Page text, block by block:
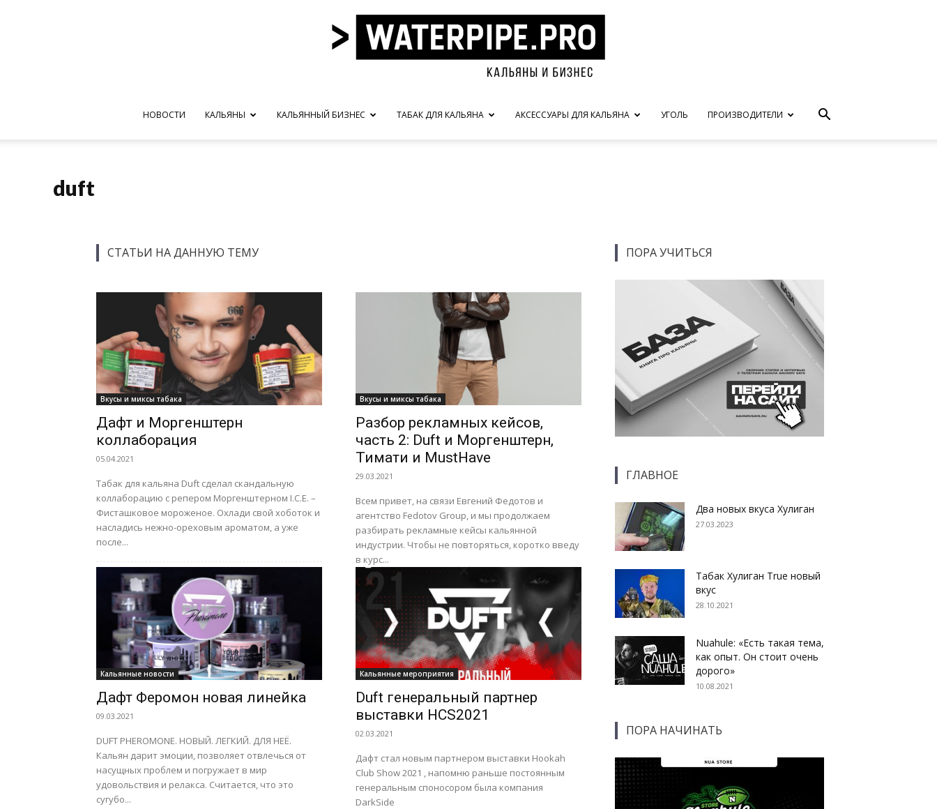
НОВОСТИ КАЛЬЯНЫ КАЛЬЯННЫЙ БИЗНЕС ТАБАК ДЛЯ КАЛЬЯНА АКСЕССУАРЫ ДЛЯ КАЛЬЯНА УГОЛЬ ПРОИЗВОДИТЕЛИ
duft
СТАТЬИ НА ДАННУЮ ТЕМУ
Вкусы и миксы табака
Дафт и Моргенштерн
коллаборация
05.04.2021
Табак для кальяна Duft сделал скандальную
коллаборацию с репером Моргенштерном I.C.E. –
Фисташковое мороженое. Охлади свой хоботок и
насладись нежно-ореховым ароматом, а уже
после...
Вкусы и миксы табака
Разбор рекламных кейсов,
часть 2: Duft и Моргенштерн,
Тимати и MustHave
29.03.2021
Всем привет, на связи Евгений Федотов и
агентство Fedotov Group, и мы продолжаем
разбирать рекламные кейсы кальянной
индустрии. Чтобы не повторяться, коротко введу
в курс...
Кальянные новости
Дафт Феромон новая линейка
09.03.2021
DUFT PHEROMONE. НОВЫЙ. ЛЕГКИЙ. ДЛЯ НЕЁ.
Кальян дарит эмоции, позволяет отвлечься от
насущных проблем и погружает в мир
удовольствия и релакса. Считается, что это
сугубо...
Кальянные мероприятия
Duft генеральный партнер
выставки HCS2021
02.03.2021
Дафт стал новым партнером выставки Hookah
Club Show 2021 , напомню раньше постоянным
генеральным споносором была компания
DarkSide
ПОРА УЧИТЬСЯ
ГЛАВНОЕ
Два новых вкуса Хулиган
27.03.2023
Табак Хулиган True новый
вкус
28.10.2021
Nuahule: «Есть такая тема,
как опыт. Он стоит очень
дорого»
10.08.2021
ПОРА НАЧИНАТЬ